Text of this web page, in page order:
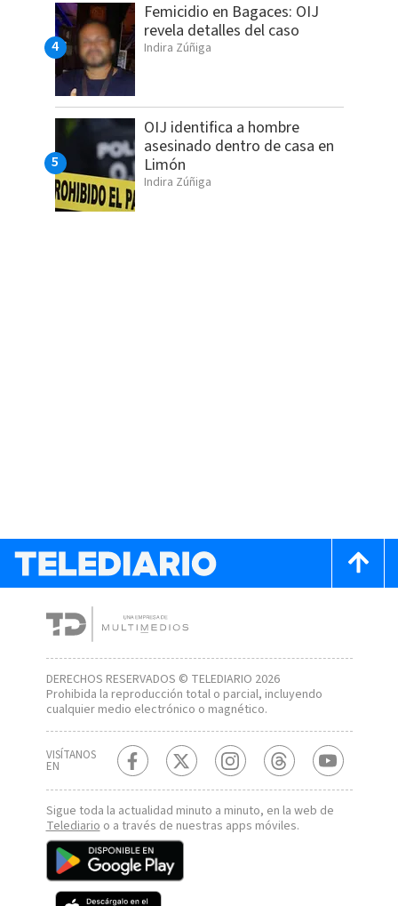
Femicidio en Bagaces: OIJ
revela detalles del caso
Indira Zúñiga
OIJ identifica a hombre
asesinado dentro de casa en
Limón
Indira Zúñiga
DERECHOS RESERVADOS © TELEDIARIO 2026
Prohibida la reproducción total o parcial, incluyendo
cualquier medio electrónico o magnético.
VISÍTANOS
EN
Sigue toda la actualidad minuto a minuto, en la web de
Telediarioo a través de nuestras apps móviles.